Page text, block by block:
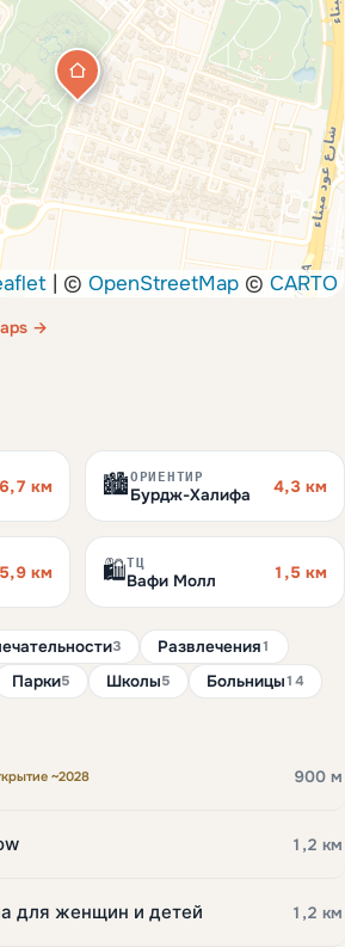
| © OpenStreetMap © CARTO
→
6,7 км 🏙️ОРИЕНТИР
Бурдж-Халифа 4,3 км
5,9 км 🛍️ТЦ
Вафи Молл 1,5 км
3 Развлечения1
Парки5 Школы5 Больницы14
~2028 900 м
1,2 км
для женщин и детей 1,2 км